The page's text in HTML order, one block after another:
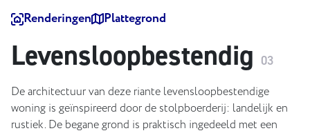
Levensloopbestendig 03
De architectuur van deze riante levensloopbestendige
woning is geïnspireerd door de stolpboerderij: landelijk en
rustiek. De begane grond is praktisch ingedeeld met een
Renderingen Plattegrond